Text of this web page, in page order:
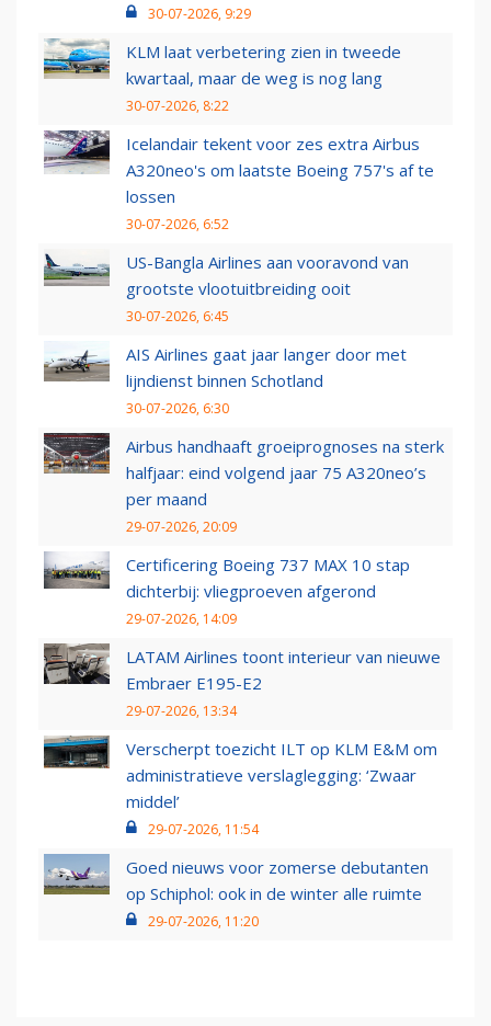
30-07-2026, 9:29
KLM laat verbetering zien in tweede
kwartaal, maar de weg is nog lang
30-07-2026, 8:22
Icelandair tekent voor zes extra Airbus
A320neo's om laatste Boeing 757's af te
lossen
30-07-2026, 6:52
US-Bangla Airlines aan vooravond van
grootste vlootuitbreiding ooit
30-07-2026, 6:45
AIS Airlines gaat jaar langer door met
lijndienst binnen Schotland
30-07-2026, 6:30
Airbus handhaaft groeiprognoses na sterk
halfjaar: eind volgend jaar 75 A320neo’s
per maand
29-07-2026, 20:09
Certificering Boeing 737 MAX 10 stap
dichterbij: vliegproeven afgerond
29-07-2026, 14:09
LATAM Airlines toont interieur van nieuwe
Embraer E195-E2
29-07-2026, 13:34
Verscherpt toezicht ILT op KLM E&M om
administratieve verslaglegging: ‘Zwaar
middel’
29-07-2026, 11:54
Goed nieuws voor zomerse debutanten
op Schiphol: ook in de winter alle ruimte
29-07-2026, 11:20